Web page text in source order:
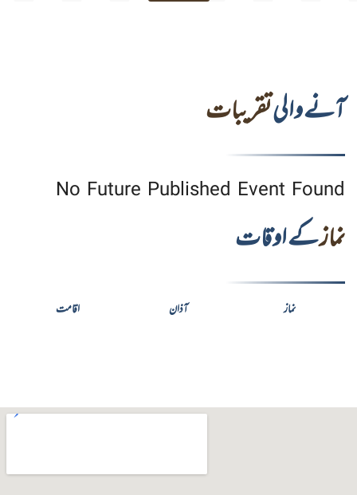
آنے والیتقریبات
No Future Published Event Found
نمازکے اوقات
نماز آذان اقامت